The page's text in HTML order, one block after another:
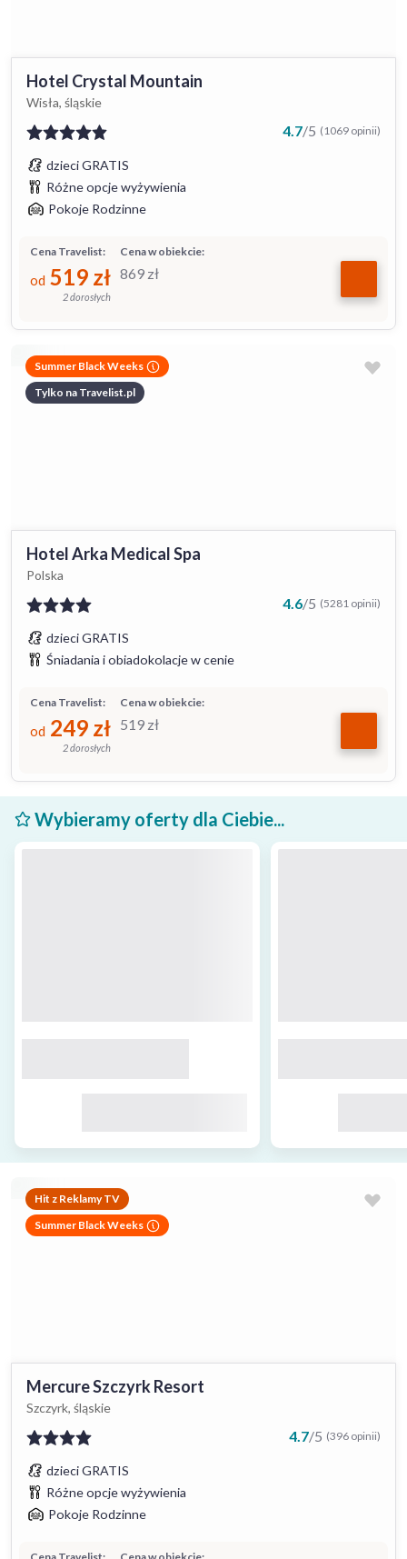
Hotel Crystal Mountain
Wisła, śląskie
4.7/5 (1069 opinii)
dzieci GRATIS
Różne opcje wyżywienia
Pokoje Rodzinne
Cena w obiekcie:
869 zł
Cena Travelist:
od 519 zł
2 dorosłych
Summer Black Weeks
Tylko na Travelist.pl
Hotel Arka Medical Spa
Polska
4.6/5 (5281 opinii)
dzieci GRATIS
Śniadania i obiadokolacje w cenie
Cena w obiekcie:
519 zł
Cena Travelist:
od 249 zł
2 dorosłych
Wybieramy oferty dla Ciebie...
Hit z Reklamy TV
Summer Black Weeks
Mercure Szczyrk Resort
Szczyrk, śląskie
4.7/5 (396 opinii)
dzieci GRATIS
Różne opcje wyżywienia
Pokoje Rodzinne